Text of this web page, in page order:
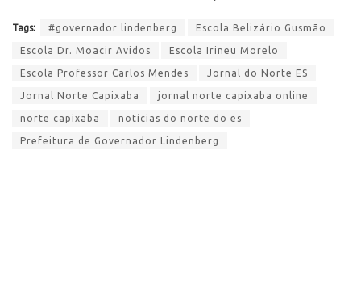
Tags: #governador lindenberg Escola Belizário Gusmão
Escola Dr. Moacir Avidos Escola Irineu Morelo
Escola Professor Carlos Mendes Jornal do Norte ES
Jornal Norte Capixaba jornal norte capixaba online
norte capixaba notícias do norte do es
Prefeitura de Governador Lindenberg